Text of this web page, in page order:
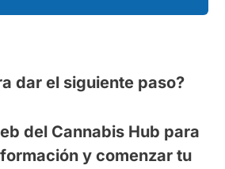
dar el siguiente paso?
del Cannabis Hub para
y comenzar tu